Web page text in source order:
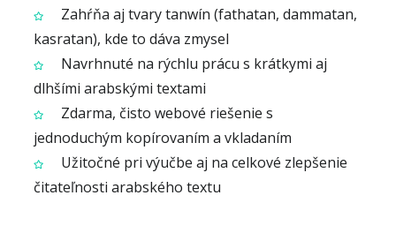
Zahŕňa aj tvary tanwín (fathatan, dammatan,
kasratan), kde to dáva zmysel
Navrhnuté na rýchlu prácu s krátkymi aj
dlhšími arabskými textami
Zdarma, čisto webové riešenie s
jednoduchým kopírovaním a vkladaním
Užitočné pri výučbe aj na celkové zlepšenie
čitateľnosti arabského textu